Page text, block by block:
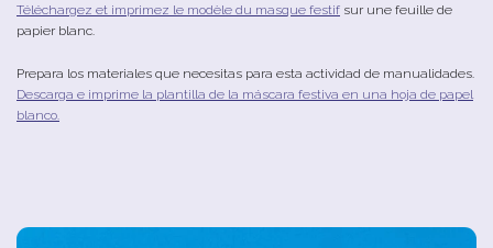
Téléchargez et imprimez le modèle du masque festif sur une feuille de
papier blanc.
Prepara los materiales que necesitas para esta actividad de manualidades.
Descarga e imprime la plantilla de la máscara festiva en una hoja de papel
blanco.